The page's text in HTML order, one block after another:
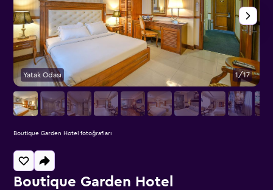
Boutique Garden Hotel
Yatak Odası 1/17
Boutique Garden Hotel fotoğrafları